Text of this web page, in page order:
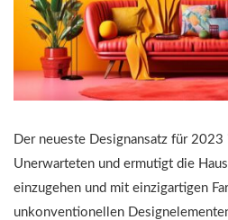
Der neueste Designansatz für 2023
Unerwarteten und ermutigt die
einzugehen und mit einzigartigen
unkonventionellen